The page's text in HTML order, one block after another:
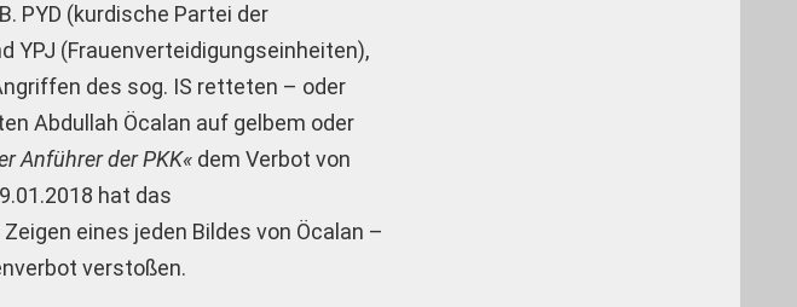
PYD (kurdische Partei der
YPJ (Frauenverteidigungseinheiten),
des sog. IS retteten – oder
Abdullah Öcalan auf gelbem oder
Anführer der PKK« dem Verbot von
hat das
eines jeden Bildes von Öcalan –
verstoßen.